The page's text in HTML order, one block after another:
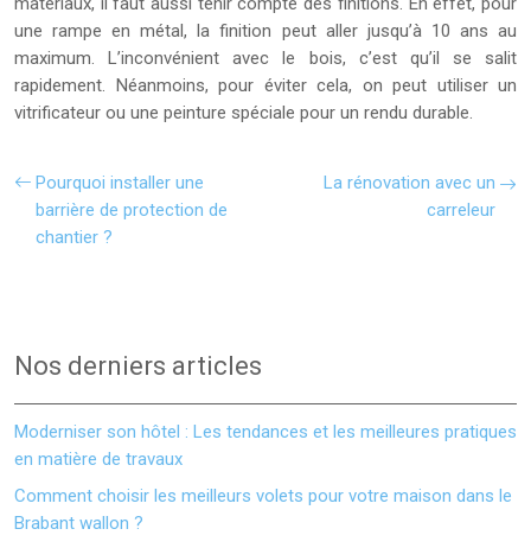
une rampe en métal, la finition peut aller jusqu’à 10 ans au
maximum. L’inconvénient avec le bois, c’est qu’il se salit
rapidement. Néanmoins, pour éviter cela, on peut utiliser un
vitrificateur ou une peinture spéciale pour un rendu durable.
Pourquoi installer une
barrière de protection de
chantier ?
La rénovation avec un
carreleur
Nos derniers articles
Moderniser son hôtel : Les tendances et les meilleures pratiques
en matière de travaux
Comment choisir les meilleurs volets pour votre maison dans le
Brabant wallon ?